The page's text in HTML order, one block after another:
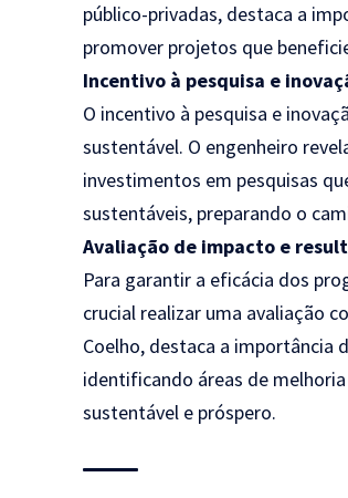
público-privadas, destaca a
promover projetos que
Incentivo à pesquisa e
O incentivo à pesquisa e
sustentável. O engenheiro
investimentos em pesquisas
sustentáveis, preparando o
Avaliação de impacto e
Para garantir a eficácia dos
crucial realizar uma avaliação
Coelho, destaca a importância
identificando áreas de
sustentável e próspero.